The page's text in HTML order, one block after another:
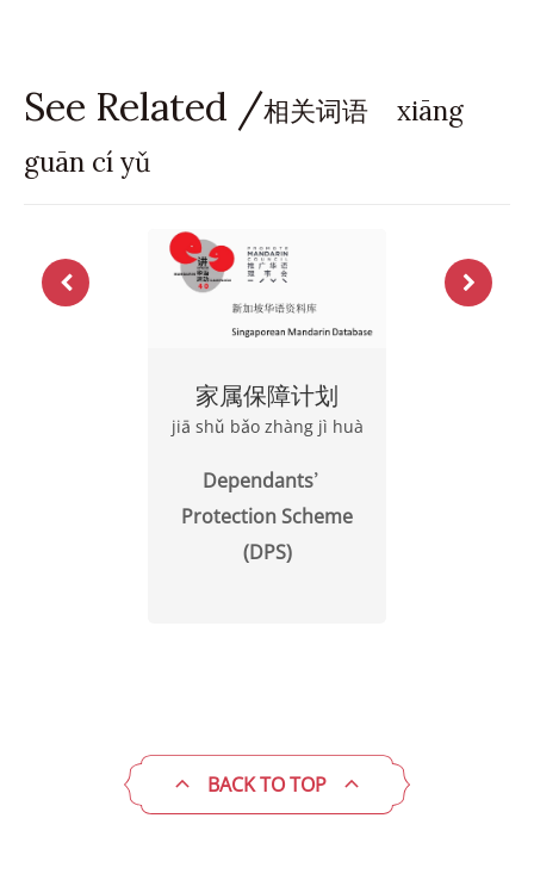
See Related /相关词语 xiāng
guān cí yǔ
家属保障计划
jiā shǔ bǎo zhàng jì huà
Dependants’
Protection Scheme
(DPS)
BACK TO TOP